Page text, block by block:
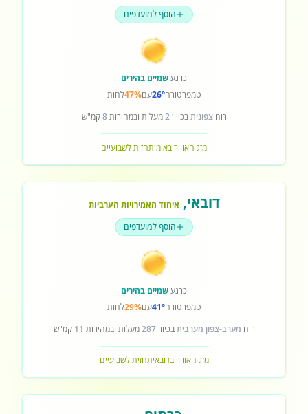
הוסף למועדפים
כרגעשמיים בהירים
טמפרטורה26°עם47%לחות
רוחצפוניתבכיוון2מעלות ובמהירות8קמ"ש
מזג האוויר באומןתחזית לשבועיים
דובאי, איחוד האמירויות הערביות
הוסף למועדפים
כרגעשמיים בהירים
טמפרטורה41°עם29%לחות
רוח מערב-צפון מערביתבכיוון287מעלות ובמהירות 11 קמ"ש
מזג האוויר בדובאיתחזית לשבועיים